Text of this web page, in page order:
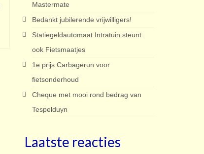
Mastermate
Bedankt jubilerende vrijwilligers!
Statiegeldautomaat Intratuin steunt
ook Fietsmaatjes
1e prijs Carbagerun voor
fietsonderhoud
Cheque met mooi rond bedrag van
Tespelduyn
Laatste reacties